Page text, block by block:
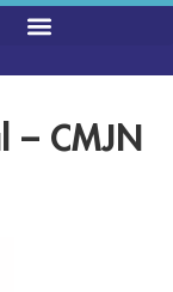
– CMJN